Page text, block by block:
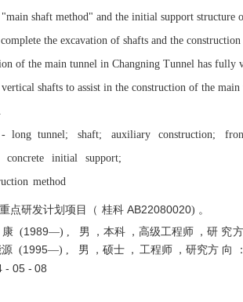
shaft method" and the initial support structure
the excavation of shafts and the
of the main tunnel in Changning Tunnel has
shafts to assist in the construction of the
- long tunnel; shaft; auxiliary
construction;
concrete initial
support;
method
点研发计划项目（ 桂科 AB22080020) 。
康 (1989—) , 男 ，本科 ，高级工程师 ，研 究
(1995—) , 男 ，硕士 ， 工程师 ，研究方 向
- 05 - 08